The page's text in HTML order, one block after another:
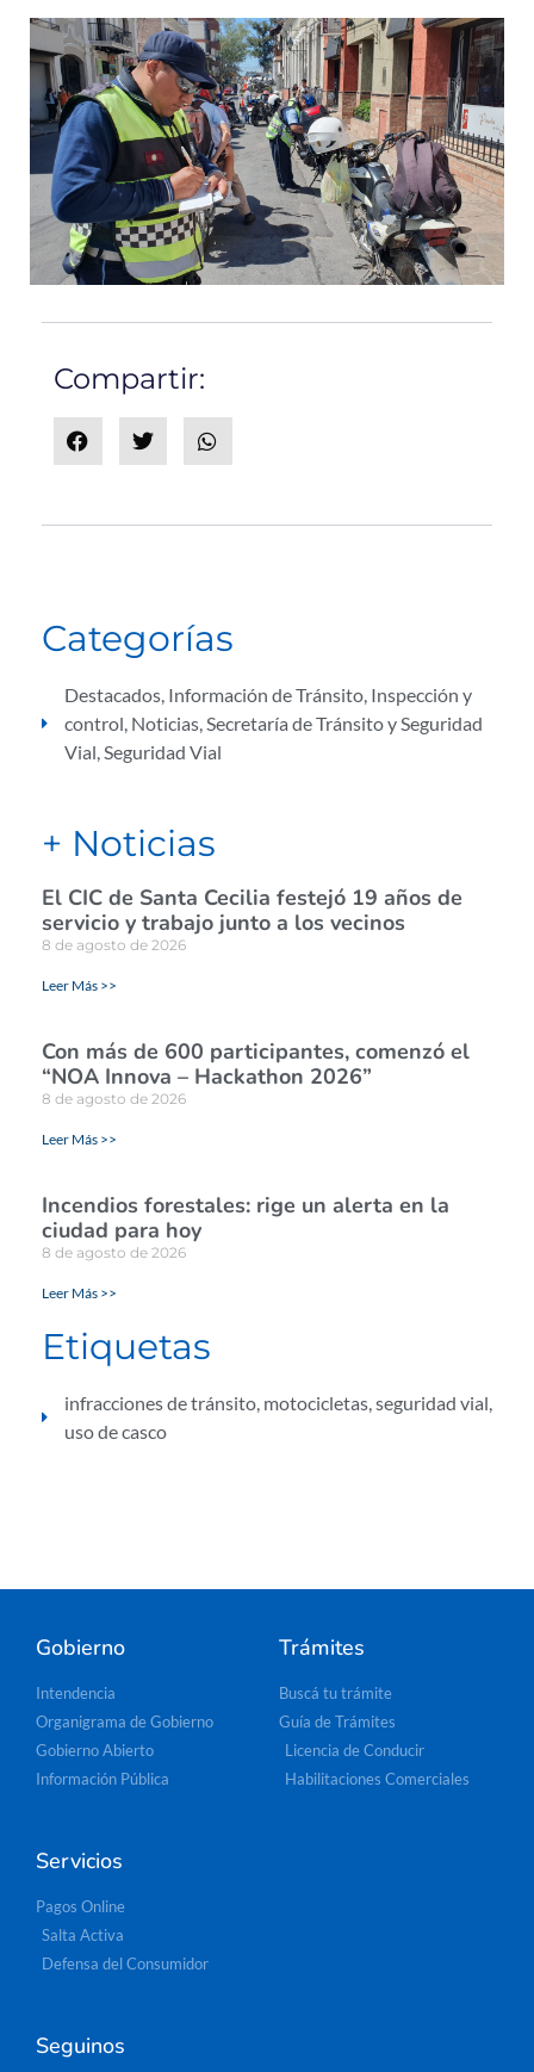
Compartir:
Categorías
Destacados, Información de Tránsito, Inspección y
control, Noticias,Secretaría de Tránsito y Seguridad
Vial,Seguridad Vial
+ Noticias
El CIC de Santa Cecilia festejó 19 años de
servicio y trabajo junto a los vecinos
8 de agosto de 2026
Leer Más >>
Con más de 600 participantes, comenzó el
“NOA Innova – Hackathon 2026”
8 de agosto de 2026
Leer Más >>
Incendios forestales: rige un alerta en la
ciudad para hoy
8 de agosto de 2026
Leer Más >>
Etiquetas
infracciones de tránsito, motocicletas,seguridad vial,
uso de casco
Gobierno
Intendencia
Organigrama de Gobierno
Gobierno Abierto
Información Pública
Trámites
Buscá tu trámite
Guía de Trámites
Licencia de Conducir
Habilitaciones Comerciales
Servicios
Pagos Online
Salta Activa
Defensa del Consumidor
Seguinos